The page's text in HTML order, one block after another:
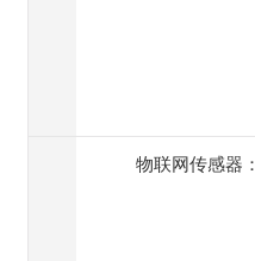
物联网传感器：